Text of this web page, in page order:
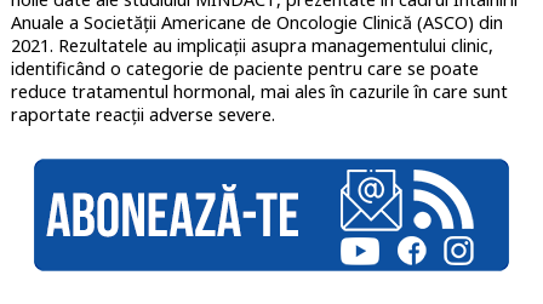
Anuale a Societății Americane de Oncologie Clinică (ASCO) din
2021. Rezultatele au implicații asupra managementului clinic,
identificând o categorie de paciente pentru care se poate
reduce tratamentul hormonal, mai ales în cazurile în care sunt
raportate reacții adverse severe.